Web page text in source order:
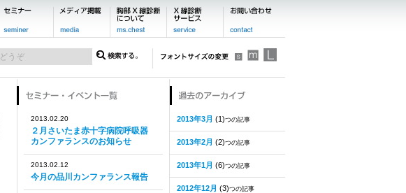
2013.02.20
２月さいたま赤十字病院呼吸器
カンファランスのお知らせ
2013.02.12
今月の品川カンファランス報告
2013年3月 (1)つの記事
2013年2月 (2)つの記事
2013年1月 (6)つの記事
2012年12月 (3)つの記事